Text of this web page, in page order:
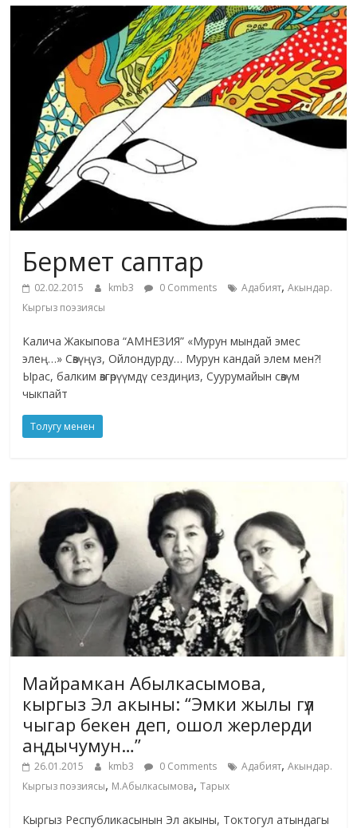
маданияты
адабияты
Бермет саптар
02.02.2015 kmb3 0 Comments Адабият,Акындар.
Кыргыз поэзиясы
Калича Жакыпова “АМНЕЗИЯ” «Мурун мындай эмес
элең…» Сөзүңүз, Ойлондурду… Мурун кандай элем мен?!
Ырас, балким өзгөрүүмдү сездиңиз, Суурумайын сөзүм
чыкпайт
Толугу менен
Майрамкан Абылкасымова,
кыргыз Эл акыны: “Эмки жылы гүл
чыгар бекен деп, ошол жерлерди
аңдычумун…”
26.01.2015 kmb3 0 Comments Адабият,Акындар.
Кыргыз поэзиясы, М.Абылкасымова,Тарых
Кыргыз Республикасынын Эл акыны, Токтогул атындагы